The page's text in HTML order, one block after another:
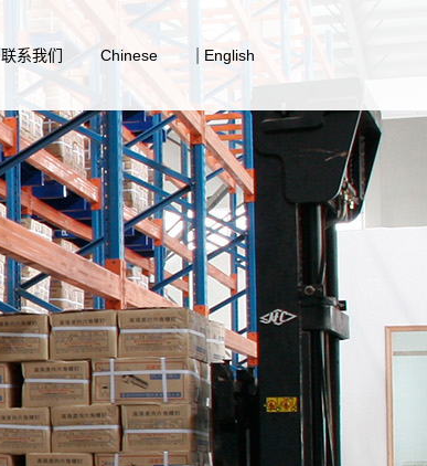
方案
方案
解决方案
案
方案
联系我们 Chinese English